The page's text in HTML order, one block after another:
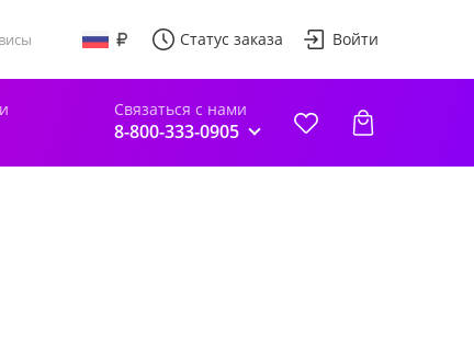
Статус заказа Войти
Связаться с нами
8-800-333-0905